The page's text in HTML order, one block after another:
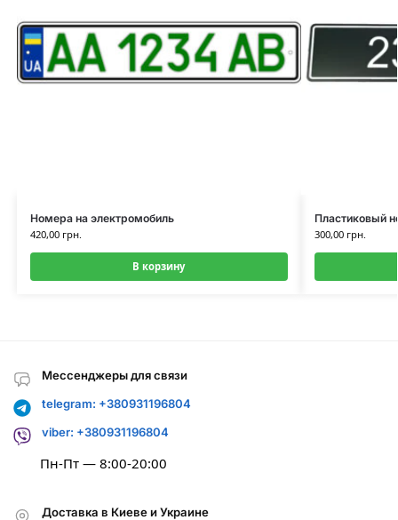
Номера на электромобиль
420,00 грн.
В корзину
Пластиковый
300,00 грн.
Мессенджеры для связи
telegram: +380931196804
viber: +380931196804
Пн-Пт — 8:00-20:00
Доставка в Киеве и Украине